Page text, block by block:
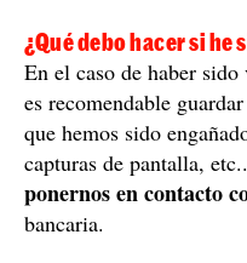
¿Qué debo hacer si he
En el caso de haber
es recomendable
que hemos sido
capturas de pantalla,
ponernos en contacto
bancaria.